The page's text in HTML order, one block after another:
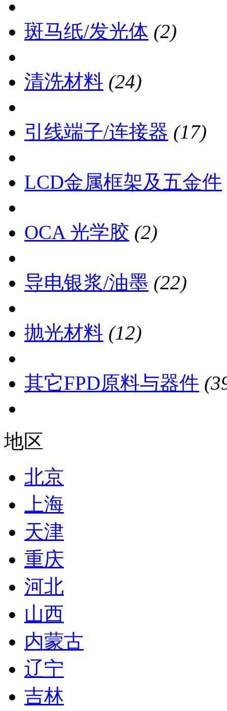
斑马纸/发光体 (2)
清洗材料 (24)
引线端子/连接器 (17)
LCD金属框架及五金件
OCA 光学胶 (2)
导电银浆/油墨 (22)
抛光材料 (12)
其它FPD原料与器件
地区
北京
上海
天津
重庆
河北
山西
内蒙古
辽宁
吉林